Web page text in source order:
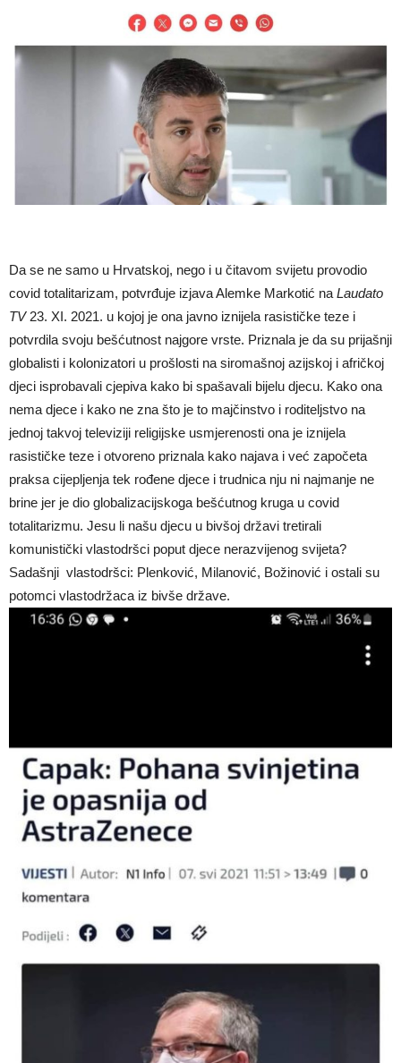
Da se ne samo u Hrvatskoj, nego i u čitavom svijetu provodio
covid totalitarizam, potvrđuje izjava Alemke Markotić na Laudato
TV23. XI. 2021. u kojoj je ona javno iznijela rasističke teze i
potvrdila svoju bešćutnost najgore vrste. Priznala je da su prijašnji
globalisti i kolonizatori u prošlosti na siromašnoj azijskoj i afričkoj
djeci isprobavali cjepiva kako bi spašavali bijelu djecu. Kako ona
nema djece i kako ne zna što je to majčinstvo i roditeljstvo na
jednoj takvoj televiziji religijske usmjerenosti ona je iznijela
rasističke teze i otvoreno priznala kako najava i već započeta
praksa cijepljenja tek rođene djece i trudnica nju ni najmanje ne
brine jer je dio globalizacijskoga bešćutnog kruga u covid
totalitarizmu. Jesu li našu djecu u bivšoj državi tretirali
komunistički vlastodršci poput djece nerazvijenog svijeta?
Sadašnji vlastodršci: Plenković, Milanović, Božinović i ostali su
potomci vlastodržaca iz bivše države.